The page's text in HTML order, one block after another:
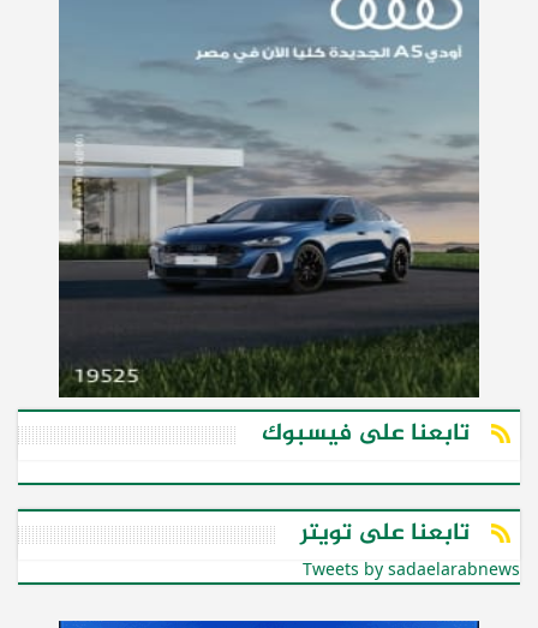
تابعنا على فيسبوك
تابعنا على تويتر
Tweets by sadaelarabnews